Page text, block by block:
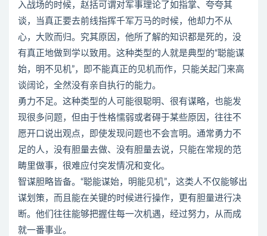
入战场的时候，赵括可谓对军事理论了如指掌、夸夸其
谈，当真正要去前线指挥千军万马的时候，他却力不从
心，大败而归。究其原因，他所了解的知识都是死的，没
有真正地做到学以致用。这种类型的人就是典型的“聪能谋
始，明不见机”，即不能真正的见机而作，只能关起门来高
谈阔论，全然没有亲自执行的能力。
勇力不足。这种类型的人可能很聪明、很有谋略，也能发
现很多问题，但由于性格懦弱或者碍于某些原因，往往不
愿开口说出观点，即使发现问题也不会言明。通常勇力不
足的人，没有胆量去做、没有胆量去说，只能在常规的范
畴里做事，很难应付突发情况和变化。
智谋胆略皆备。“聪能谋始，明能见机”，这类人不仅能够出
谋划策，而且能在关键的时候进行操作，更有胆量进行决
断。他们往往能够把握住每一次机遇，经过努力，从而成
就一番事业。